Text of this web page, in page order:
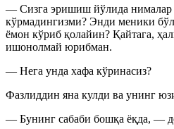
— Сизга эришиш йўлида нималар
кўрмадингизми? Энди меники
ёмон кўриб қолайин? Қайтага,
ишонолмай юрибман.
— Нега унда хафа кўринасиз?
Фазлиддин яна кулди ва унинг
— Бунинг сабаби бошқа ёқда, —